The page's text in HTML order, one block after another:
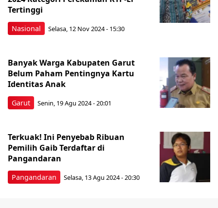
Nasional
Tertinggi
Selasa, 12 Nov 2024 - 15:30
Garut
Banyak Warga Kabupaten Garut
Belum Paham Pentingnya Kartu
Identitas Anak
Senin, 19 Agu 2024 - 20:01
Pangandaran
Terkuak! Ini Penyebab Ribuan
Pemilih Gaib Terdaftar di
Pangandaran
Selasa, 13 Agu 2024 - 20:30